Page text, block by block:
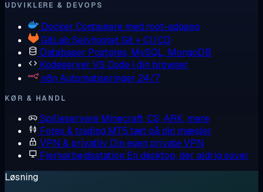
UDVIKLERE & DEVOPS
Docker Containere med root-adgang
GitLab Selvhostet Git + CI/CD
Databaser Postgres, MySQL, MongoDB
Kodeserver VS Code i din browser
n8n Automatiseringer 24/7
KØR & HANDL
Spilleservere Minecraft, CS, ARK, mere
Forex & trading MT5 tæt på din mægler
VPN & privatliv Din egen private VPN
Fjernarbejdsstation En desktop, der aldrig sover
Løsning